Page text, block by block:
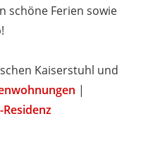
schöne Ferien sowie
Kaiserstuhl und
|